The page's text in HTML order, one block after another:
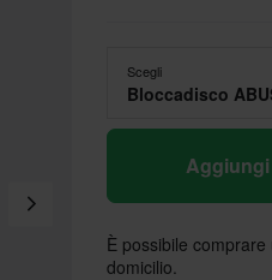
Scegli
È possibile
domicilio.